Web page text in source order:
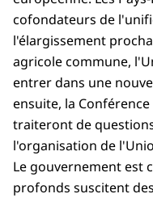
cofondateurs de
l'élargissement
agricole commune,
entrer dans une
ensuite, la
traiteront de
l'organisation de
Le gouvernement est
profonds suscitent